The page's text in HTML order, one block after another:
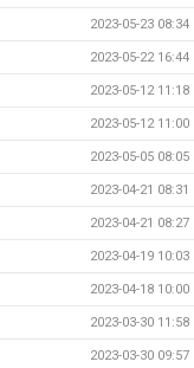
2023-05-23 08:34
2023-05-22 16:44
2023-05-12 11:18
2023-05-12 11:00
2023-05-05 08:05
2023-04-21 08:31
2023-04-21 08:27
2023-04-19 10:03
2023-04-18 10:00
2023-03-30 11:58
2023-03-30 09:57